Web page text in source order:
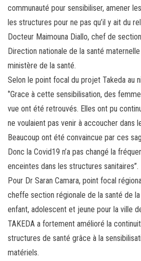
communauté pour sensibiliser, amener
les structures pour ne pas qu’il y ait du
Docteur Maimouna Diallo, chef de
Direction nationale de la santé
ministère de la santé.
Selon le point focal du projet Takeda au
‘’Grace à cette sensibilisation, des
vue ont été retrouvés. Elles ont pu
ne voulaient pas venir à accoucher dans
Beaucoup ont été convaincue par ces
Donc la Covid19 n’a pas changé la
enceintes dans les structures sanitaires’’.
Pour Dr Saran Camara, point focal
cheffe section régionale de la santé de
enfant, adolescent et jeune pour la ville
TAKEDA a fortement amélioré la
structures de santé grâce à la
matériels.